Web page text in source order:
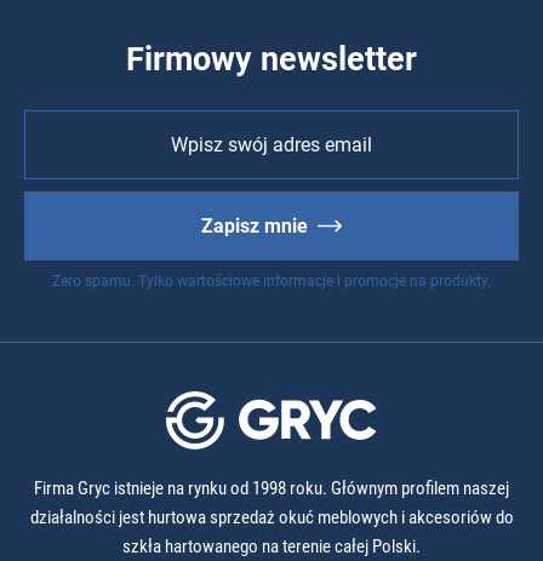
Firmowy newsletter
Zapisz mnie
Zero spamu. Tylko wartościowe informacje i promocje na produkty.
Firma Gryc istnieje na rynku od 1998 roku. Głównym profilem naszej
działalności jest hurtowa sprzedaż okuć meblowych i akcesoriów do
szkła hartowanego na terenie całej Polski.